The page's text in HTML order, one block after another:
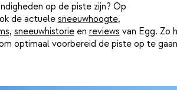
op de piste zijn? Op
de actuelesneeuwhoogte,
, sneeuwhistorieen reviews van Egg. Zo
optimaal voorbereid de piste op te